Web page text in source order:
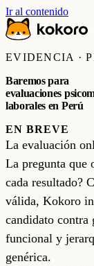
Ir al contenido
EVIDENCIA ·
Baremos para
evaluaciones
laborales en Perú
EN BREVE
La evaluación
La pregunta que
cada resultado?
válida, Kokoro
candidato contra
funcional y
genérica.